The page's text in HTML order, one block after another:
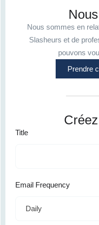
Nous sommes en
Slasheurs et de
pouvons
Prendre
Title
Email Frequency
Daily